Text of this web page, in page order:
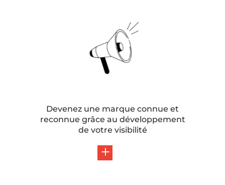
En soumettant ce formulaire, j'accepte que les informations saisies soient
exploitées afin de traiter ma demande. *
ENVOYER
Devenez une marque connue et
reconnue grâce au développement
de votre visibilité